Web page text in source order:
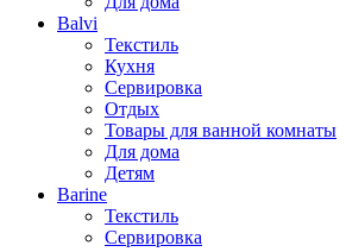
Balvi
Текстиль
Кухня
Сервировка
Отдых
Товары для ванной комнаты
Для дома
Детям
Barine
Текстиль
Сервировка